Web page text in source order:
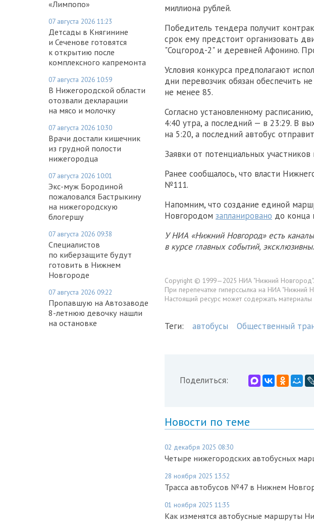
«Лимпопо»
07 августа 2026 11:23
Детсады в Княгинине
и Сеченове готовятся
к открытию после
комплексного капремонта
07 августа 2026 10:59
В Нижегородской области
отозвали декларации
на мясо и молочку
07 августа 2026 10:30
Врачи достали кишечник
из грудной полости
нижегородца
07 августа 2026 10:01
Экс-муж Бородиной
пожаловался Бастрыкину
на нижегородскую
блогершу
07 августа 2026 09:38
Специалистов
по киберзащите будут
готовить в Нижнем
Новгороде
07 августа 2026 09:22
Пропавшую на Автозаводе
8-летнюю девочку нашли
на остановке
миллиона рублей.
Победитель тендера получит
срок ему предстоит организовать
"Соцгород-2" и деревней Афонино.
Условия конкурса предполагают
дни перевозчик обязан обеспечить
не менее 85.
Согласно установленному
4:40 утра, а последний — в 23:29. В
на 5:20, а последний автобус
Заявки от потенциальных
Ранее сообщалось, что власти
№111.
Напомним, что создание единой
Новгородом запланировано до конца
У НИА «Нижний Новгород» есть
в курсе главных событий,
Copyright © 1999—2025 НИА "Нижний Новгород".
При перепечатке гиперссылка на НИА "Нижний
Настоящий ресурс может содержать материалы
Теги: автобусы Общественный
Поделиться:
Новости по теме
02 декабря 2025 08:30
Четыре нижегородских автобусных
28 ноября 2025 13:52
Трасса автобусов №47 в Нижнем
01 ноября 2025 11:35
Как изменятся автобусные маршруты